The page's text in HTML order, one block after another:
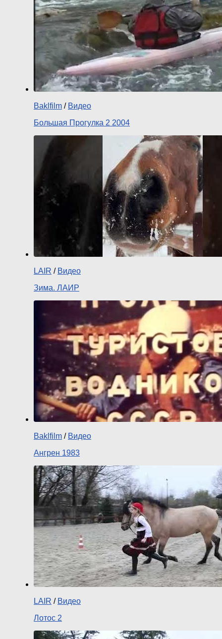
Baklfilm / Видео
Большая Прогулка 2 2004
LAIR / Видео
Зима. ЛАИР
Baklfilm / Видео
Ангрен 1983
LAIR / Видео
Лотос 2